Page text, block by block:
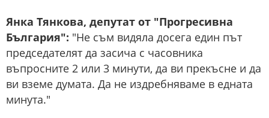
Янка Тянкова, депутат от "Прогресивна
България": "Не съм видяла досега един път
председателят да засича с часовника
въпросните 2 или 3 минути, да ви прекъсне и да
ви вземе думата. Да не издребняваме в едната
минута."